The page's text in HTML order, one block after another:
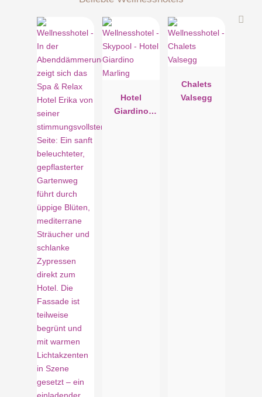
vereint sich mit Elementen aus Glas und Stein für ein
wunderbar alpines Ambiente. Hier finden Sie ein Telefon, eine
Flachbildfernseher, einen Safe, eine Minibar, WLAN sowie
einen Schreibtisch und eine Couch, die zu einem Einzel- oder
Doppelbett umfunktioniert werden kann. Das Badezimmer ist
mit Dusche, WC, Courtesy-Set, Haartrockner sowie
Bademänteln und Slippers für Erwachsene ausgestattet.
Suite
Die Suite im alpinen Stil mit Sitzecke inklusive Couch bietet
jede Menge Platz für gemütliche Stunden während Ihrer
Auszeit. Elemente aus Alt- oder Fichtenholz, Glas und Stein
Hotel
Giardino
Chalets
Valsegg